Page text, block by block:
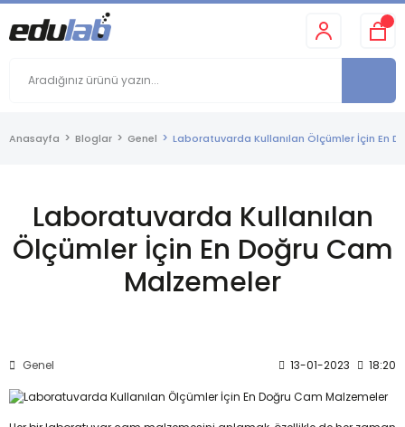
Anasayfa Bloglar Genel Laboratuvarda Kullanılan Ölçümler İçin En
Laboratuvarda Kullanılan
Ölçümler İçin En Doğru Cam
Malzemeler
Genel 13-01-2023 18:20